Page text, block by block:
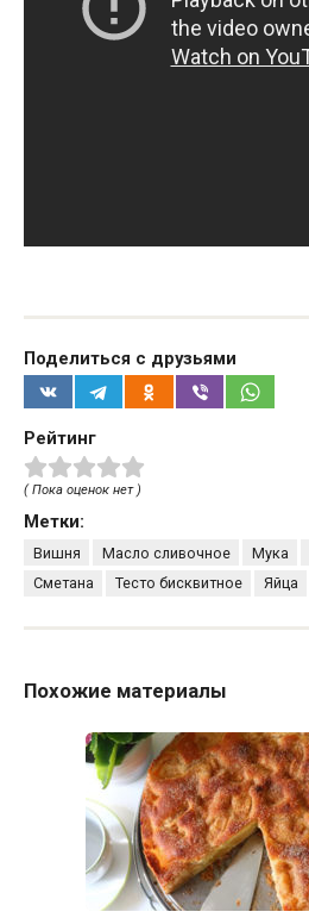
Поделиться с друзьями
Рейтинг
( Пока оценок нет )
Метки:
Вишня Масло сливочное Мука
Сметана
Тесто бисквитное Яйца
Похожие материалы